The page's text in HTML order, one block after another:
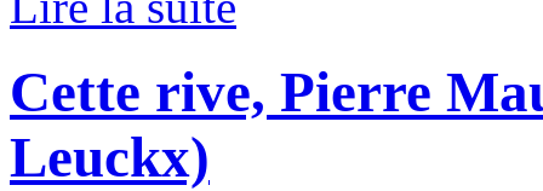
Cette rive, Pierre
Leuckx)